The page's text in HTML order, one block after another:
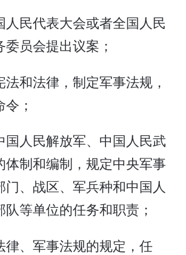
人民代表大会或者全国人民
员会提出议案；
法和法律，制定军事法规，
；
国人民解放军、中国人民武
体制和编制，规定中央军事
门、战区、军兵种和中国人
等单位的任务和职责；
律、军事法规的规定，任